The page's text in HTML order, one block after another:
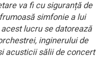
va fi cu siguranță de
simfonie a lui
lucru se datorează
inginerului de
acusticii sălii de concert